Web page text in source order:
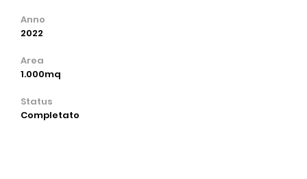
Anno
2022
Area
1.000mq
Status
Completato